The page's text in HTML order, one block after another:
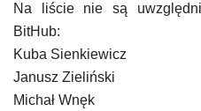
Na liście nie są
BitHub:
Kuba Sienkiewicz
Janusz Zieliński
Michał Wnęk